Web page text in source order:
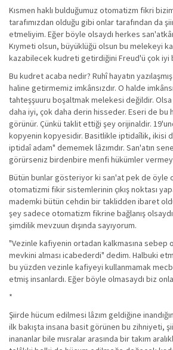
Kısmen haklı bulduğumuz otomatizm fikri
tarafımızdan olduğu gibi onlar tarafından da
etmeliyim. Eğer böyle olsaydı herkes
Kıymeti olsun, büyüklüğü olsun bu melekeyi
kazabilecek kudreti getirdiğini Freud'ü çok iyi
Bu kudret acaba nedir? Ruhî hayatın
haline getirmemiz imkânsızdır. O halde
tahteşşuuru boşaltmak melekesi değildir.
daha iyi, çok daha derin hisseder. Eseri de
görünür. Çünkü taklit ettiği şey orijinaldir.
kopyenin kopyesidir. Basitlikle iptidaîlik, ikisi
iptidaî adam" dememek lâzımdır. San'atın
görürseniz birdenbire menfi hükümler
Bütün bunlar gösteriyor ki san'at pek de öyle
otomatizmi fikir sistemlerinin çıkış noktası
mademki bütün cehdin bir taklidden ibaret
şey sadece otomatizm fikrine bağlanış
şimdilik mevzuun dışında sayıyorum.
"Vezinle kafiyenin ortadan kalkmasına sebep
mevkini alması icabederdi" dedim. Halbuki
bu yüzden vezinle kafiyeyi kullanmamak
etmiş insanlardı. Eğer böyle olmasaydı biz
*
Şiirde hücum edilmesi lâzım geldiğine
ilk bakışta insana basit görünen bu zihniyeti,
inananlar bile mısralar arasında bir takım